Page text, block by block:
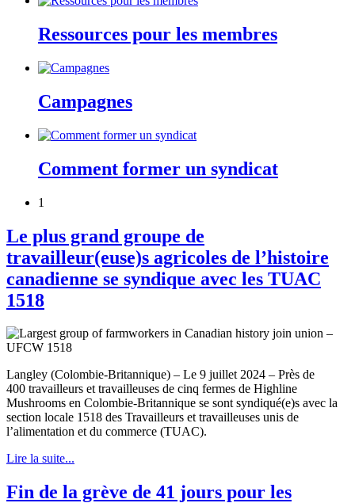
Ressources pour les membres
Campagnes
Comment former un syndicat
1
Le plus grand groupe de
travailleur(euse)s agricoles de l’histoire
canadienne se syndique avec les TUAC
1518
Langley (Colombie-Britannique) – Le 9 juillet 2024 – Près de
400 travailleurs et travailleuses de cinq fermes de Highline
Mushrooms en Colombie-Britannique se sont syndiqué(e)s avec la
section locale 1518 des Travailleurs et travailleuses unis de
l’alimentation et du commerce (TUAC).
Lire la suite...
Fin de la grève de 41 jours pour les